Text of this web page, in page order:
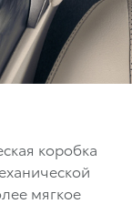
коробка
мягкое